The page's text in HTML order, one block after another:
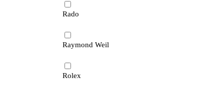
Rado
Raymond Weil
Rolex